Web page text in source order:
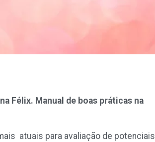
Félix. Manual de boas práticas na
atuais para avaliação de potenciais